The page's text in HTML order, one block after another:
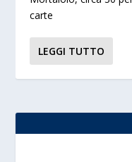
carte
LEGGI TUTTO